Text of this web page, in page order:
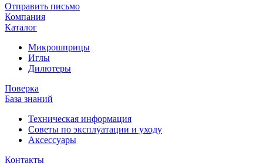
Отправить письмо
Компания
Каталог
Микрошприцы
Иглы
Дилютеры
Поверка
База знаний
Техническая информация
Советы по эксплуатации и уходу
Аксессуары
Контакты